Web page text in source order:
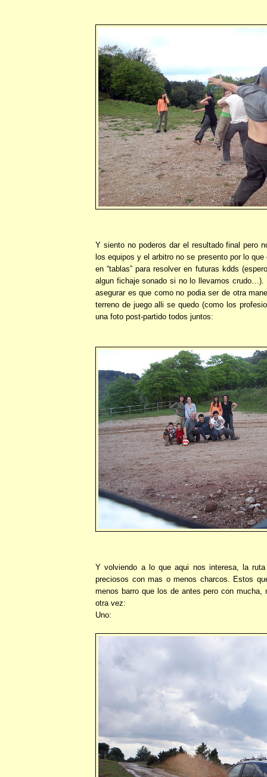
Y siento no poderos dar el resultado final pero
los equipos y el arbitro no se presento por lo
en “tablas” para resolver en futuras kdds
algun fichaje sonado si no lo llevamos
asegurar es que como no podia ser de otra
terreno de juego alli se quedo (como los
una foto post-partido todos juntos:
Y volviendo a lo que aqui nos interesa, la ruta
preciosos con mas o menos charcos. Estos
menos barro que los de antes pero con
otra vez:
Uno: